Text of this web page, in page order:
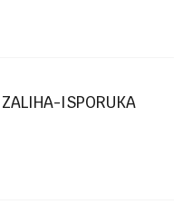
ZALIHA-ISPORUKA